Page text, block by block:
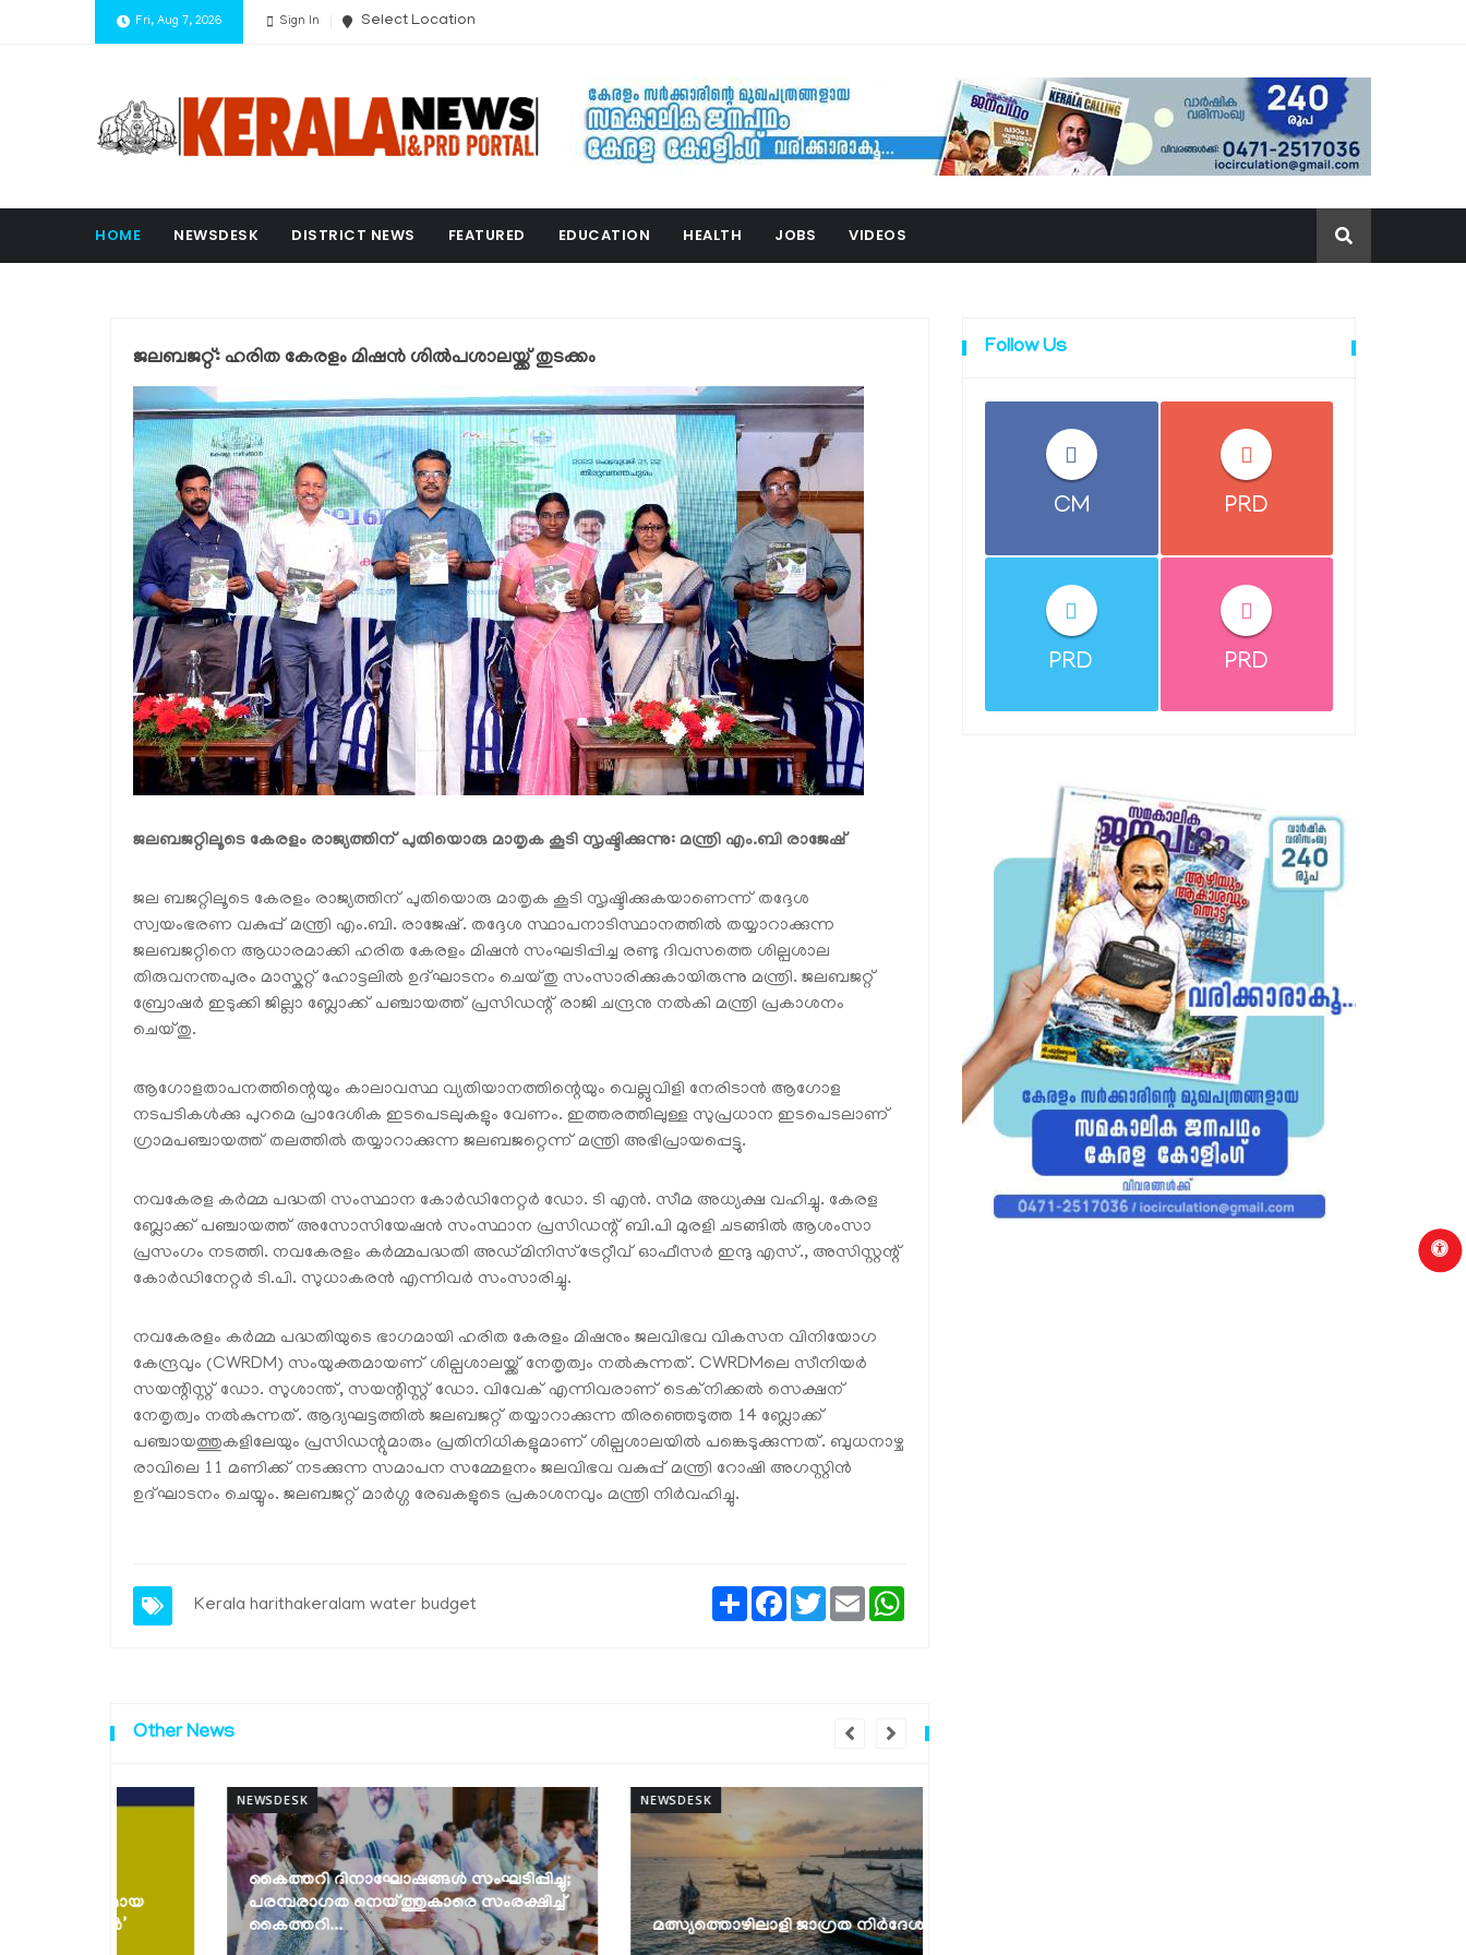
Fri, Aug 7, 2026 Sign In Select Location
HOME NEWSDESK DISTRICT NEWS FEATURED EDUCATION HEALTH JOBS VIDEOS
ജലബജറ്റ്: ഹരിത കേരളം മിഷൻ ശിൽപശാലയ്ക്ക് തുടക്കം
ജലബജറ്റിലൂടെ കേരളം രാജ്യത്തിന് പുതിയൊരു മാതൃക കൂടി സൃഷ്ടിക്കുന്നു: മന്ത്രി എം.ബി രാജേഷ്
ജല ബജറ്റിലൂടെ കേരളം രാജ്യത്തിന് പുതിയൊരു മാതൃക കൂടി സൃഷ്ടിക്കുകയാണെന്ന് തദ്ദേശ
സ്വയംഭരണ വകുപ്പ് മന്ത്രി എം.ബി. രാജേഷ്. തദ്ദേശ സ്ഥാപനാടിസ്ഥാനത്തിൽ തയ്യാറാക്കുന്ന
ജലബജറ്റിനെ ആധാരമാക്കി ഹരിത കേരളം മിഷൻ സംഘടിപ്പിച്ച രണ്ടു ദിവസത്തെ ശില്പശാല
തിരുവനന്തപുരം മാസ്കറ്റ് ഹോട്ടലിൽ ഉദ്ഘാടനം ചെയ്തു സംസാരിക്കുകായിരുന്നു മന്ത്രി. ജലബജറ്റ്
ബ്രോഷർ ഇടുക്കി ജില്ലാ ബ്ലോക്ക് പഞ്ചായത്ത് പ്രസിഡന്റ് രാജി ചന്ദ്രനു നൽകി മന്ത്രി പ്രകാശനം
ചെയ്തു.
ആഗോളതാപനത്തിന്റെയും കാലാവസ്ഥ വ്യതിയാനത്തിന്റെയും വെല്ലുവിളി നേരിടാൻ ആഗോള
നടപടികൾക്കു പുറമെ പ്രാദേശിക ഇടപെടലുകളും വേണം. ഇത്തരത്തിലുള്ള സുപ്രധാന ഇടപെടലാണ്
ഗ്രാമപഞ്ചായത്ത് തലത്തിൽ തയ്യാറാക്കുന്ന ജലബജറ്റെന്ന് മന്ത്രി അഭിപ്രായപ്പെട്ടു.
നവകേരള കർമ്മ പദ്ധതി സംസ്ഥാന കോർഡിനേറ്റർ ഡോ. ടി എൻ. സീമ അധ്യക്ഷ വഹിച്ചു. കേരള
ബ്ലോക്ക് പഞ്ചായത്ത് അസോസിയേഷൻ സംസ്ഥാന പ്രസിഡന്റ് ബി.പി മുരളി ചടങ്ങിൽ ആശംസാ
പ്രസംഗം നടത്തി. നവകേരളം കർമ്മപദ്ധതി അഡ്മിനിസ്ട്രേറ്റീവ് ഓഫീസർ ഇന്ദു എസ്., അസിസ്റ്റന്റ്
കോർഡിനേറ്റർ ടി.പി. സുധാകരൻ എന്നിവർ സംസാരിച്ചു.
നവകേരളം കർമ്മ പദ്ധതിയുടെ ഭാഗമായി ഹരിത കേരളം മിഷനും ജലവിഭവ വികസന വിനിയോഗ
കേന്ദ്രവും (CWRDM) സംയുക്തമായണ് ശില്പശാലയ്ക്ക് നേതൃത്വം നൽകുന്നത്. CWRDMലെ സീനിയർ
സയന്റിസ്റ്റ് ഡോ. സുശാന്ത്, സയന്റിസ്റ്റ് ഡോ. വിവേക് എന്നിവരാണ് ടെക്നിക്കൽ സെക്ഷന്
നേതൃത്വം നൽകുന്നത്. ആദ്യഘട്ടത്തിൽ ജലബജറ്റ് തയ്യാറാക്കുന്ന തിരഞ്ഞെടുത്ത 14 ബ്ലോക്ക്
പഞ്ചായത്തുകളിലേയും പ്രസിഡന്റുമാരും പ്രതിനിധികളുമാണ് ശില്പശാലയിൽ പങ്കെടുക്കുന്നത്. ബുധനാഴ്ച
രാവിലെ 11 മണിക്ക് നടക്കുന്ന സമാപന സമ്മേളനം ജലവിഭവ വകുപ്പ് മന്ത്രി റോഷി അഗസ്റ്റിൻ
ഉദ്ഘാടനം ചെയ്യും. ജലബജറ്റ് മാർഗ്ഗ രേഖകളുടെ പ്രകാശനവും മന്ത്രി നിർവഹിച്ചു.
Kerala harithakeralam water budget
ShareFacebook
TwitterEmail
Other News
കൈത്തറി ദിനാഘോഷങ്ങൾ സംഘടിപ്പിച്ചു;
പരമ്പരാഗത നെയ്ത്തുകാരെ സംരക്ഷിച്ച്
കൈത്തറി...
NEWSDESK
മത്സ്യത്തൊഴിലാളി ജാഗ്രത നിർദേശം
Follow Us
CM PRD
PRD PRD